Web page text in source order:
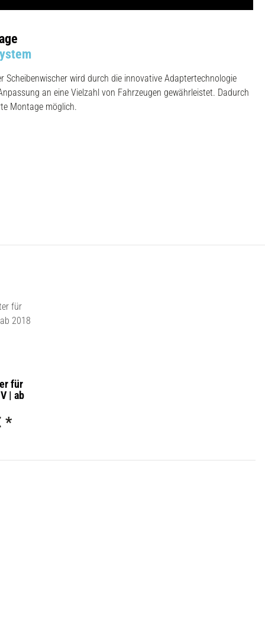
Scheibenwischer wird durch die innovative Adaptertechnologie
an eine Vielzahl von Fahrzeugen gewährleistet. Dadurch
Montage möglich.
für
| ab
|
*